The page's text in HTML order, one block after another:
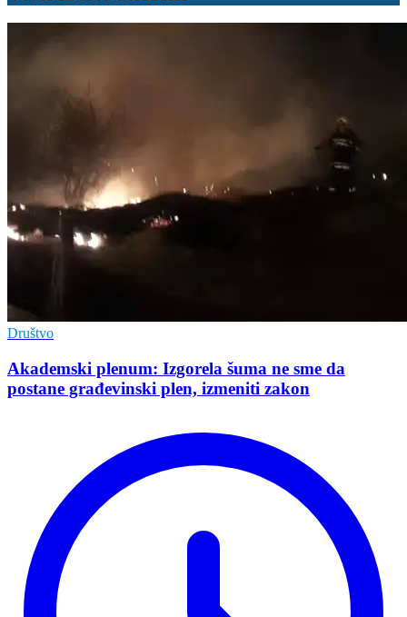
Društvo
Akademski plenum: Izgorela šuma ne sme da
postane građevinski plen, izmeniti zakon